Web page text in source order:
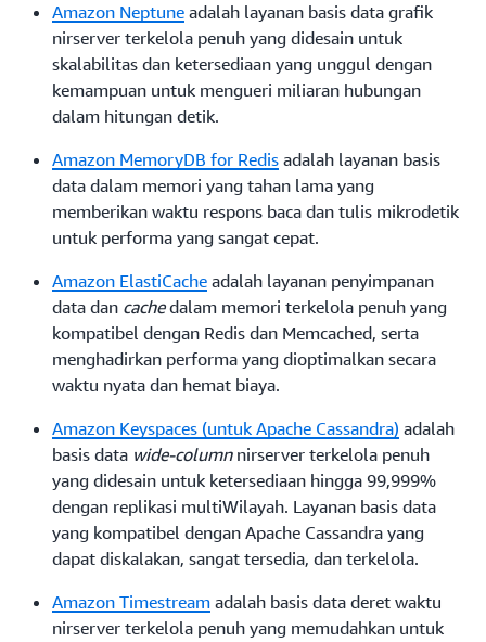
Amazon Neptune adalah layanan basis data grafik
nirserver terkelola penuh yang didesain untuk
skalabilitas dan ketersediaan yang unggul dengan
kemampuan untuk mengueri miliaran hubungan
dalam hitungan detik.
Amazon MemoryDB for Redis adalah layanan basis
data dalam memori yang tahan lama yang
memberikan waktu respons baca dan tulis mikrodetik
untuk performa yang sangat cepat.
Amazon ElastiCache adalah layanan penyimpanan
data dan cachedalam memori terkelola penuh yang
kompatibel dengan Redis dan Memcached, serta
menghadirkan performa yang dioptimalkan secara
waktu nyata dan hemat biaya.
Amazon Keyspaces (untuk Apache Cassandra) adalah
basis data wide-columnnirserver terkelola penuh
yang didesain untuk ketersediaan hingga 99,999%
dengan replikasi multiWilayah. Layanan basis data
yang kompatibel dengan Apache Cassandra yang
dapat diskalakan, sangat tersedia, dan terkelola.
Amazon Timestream adalah basis data deret waktu
nirserver terkelola penuh yang memudahkan untuk